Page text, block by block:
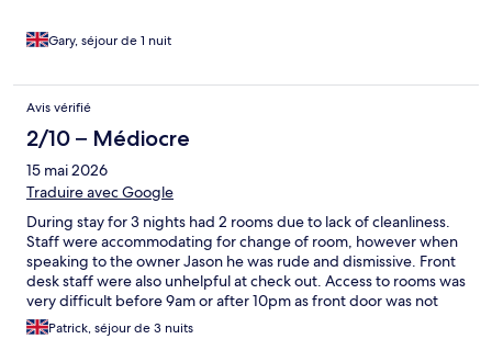
Gary, séjour de 1 nuit
Avis vérifié
2/10 – Médiocre
15 mai 2026
Traduire avec Google
During stay for 3 nights had 2 rooms due to lack of cleanliness.
Staff were accommodating for change of room, however when
speaking to the owner Jason he was rude and dismissive. Front
desk staff were also unhelpful at check out. Access to rooms was
very difficult before 9am or after 10pm as front door was not
open and had to access via fire exit.
Patrick, séjour de 3 nuits